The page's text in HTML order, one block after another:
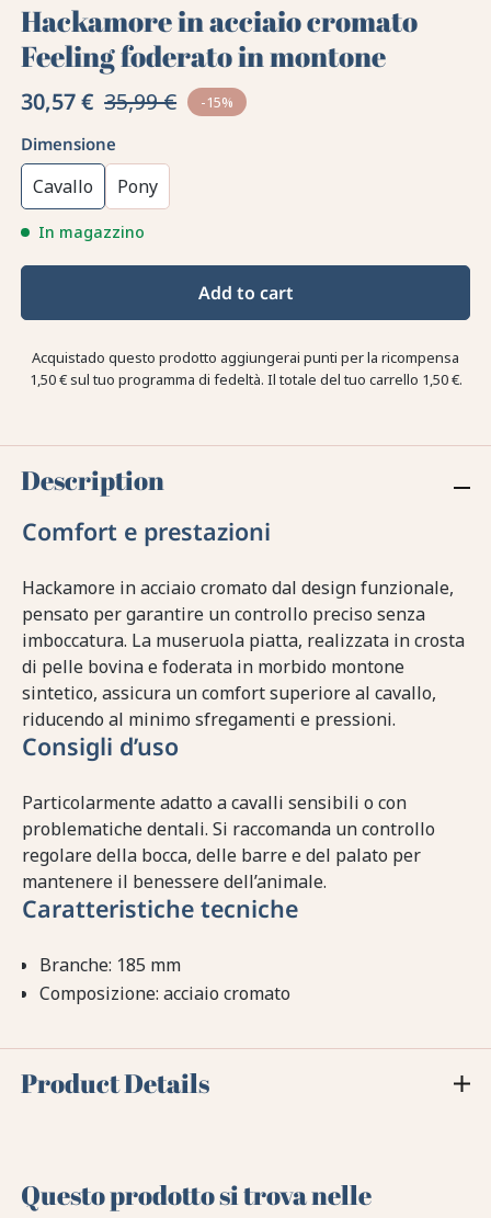
Hackamore in acciaio cromato
Feeling foderato in montone
30,57 € 35,99 € -15%
Dimensione
Cavallo Pony
In magazzino
Add to cart
Acquistado questo prodotto aggiungerai punti per la ricompensa
1,50 €sul tuo programma di fedeltà. Il totale del tuo carrello 1,50 €.
Description
Comfort e prestazioni
Hackamore in acciaio cromato dal design funzionale,
pensato per garantire un controllo preciso senza
imboccatura. La museruola piatta, realizzata in crosta
di pelle bovina e foderata in morbido montone
sintetico, assicura un comfort superiore al cavallo,
riducendo al minimo sfregamenti e pressioni.
Consigli d’uso
Particolarmente adatto a cavalli sensibili o con
problematiche dentali. Si raccomanda un controllo
regolare della bocca, delle barre e del palato per
mantenere il benessere dell’animale.
Caratteristiche tecniche
Branche: 185 mm
Composizione: acciaio cromato
Product Details
Questo prodotto si trova nelle